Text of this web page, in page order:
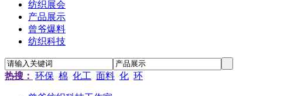
纺织展会
产品展示
曾爷爆料
纺织科技
热搜： 环保 棉 化工 面料 化 环